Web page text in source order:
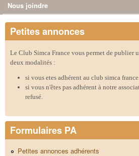
Nous joindre
Petites annonces
Le Club Simca France vous permet de publier
deux modalités :
si vous etes adhérent au club simca france.
si vous n'êtes pas adhérent à notre
refusé.
Formulaires PA
Petites annonces adhérents